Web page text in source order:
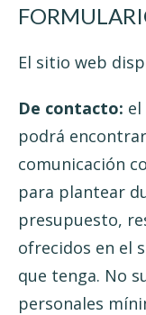
El sitio web
De contacto:
podrá
comunicación
para plantear
presupuesto,
ofrecidos en el
que tenga. No
personales